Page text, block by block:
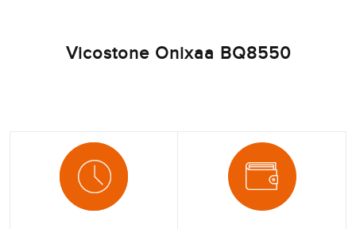
Vicostone Onixaa BQ8550